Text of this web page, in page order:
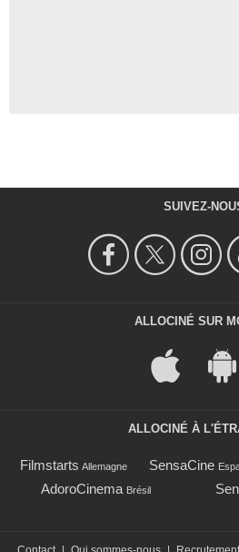
SUIVEZ-
ALLOCINÉ SUR
ALLOCINÉ À
Filmstarts Allemagne SensaCine
AdoroCinema Brésil